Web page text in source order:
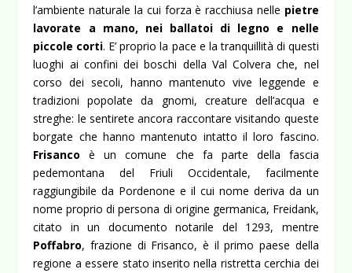
l’ambiente naturale la cui forza è racchiusa nelle pietre
lavorate a mano, nei ballatoi di legno e nelle
piccole corti. E’ proprio la pace e la tranquillità di questi
luoghi ai confini dei boschi della Val Colvera che, nel
corso dei secoli, hanno mantenuto vive leggende e
tradizioni popolate da gnomi, creature dell’acqua e
streghe: le sentirete ancora raccontare visitando queste
borgate che hanno mantenuto intatto il loro fascino.
Frisanco è un comune che fa parte della fascia
pedemontana del Friuli Occidentale, facilmente
raggiungibile da Pordenone e il cui nome deriva da un
nome proprio di persona di origine germanica, Freidank,
citato in un documento notarile del 1293, mentre
Poffabro, frazione di Frisanco, è il primo paese della
regione a essere stato inserito nella ristretta cerchia dei